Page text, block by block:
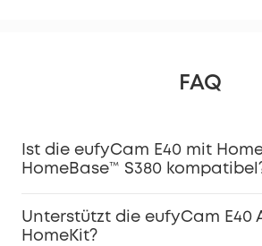
FAQ
Ist die eufyCam E40 mit
HomeBase™ S380
Unterstützt die eufyCam E40
HomeKit?